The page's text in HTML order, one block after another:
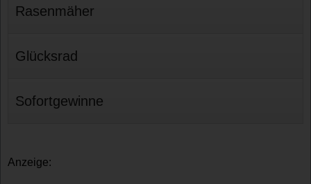
Rasenmäher
Glücksrad
Sofortgewinne
Anzeige: